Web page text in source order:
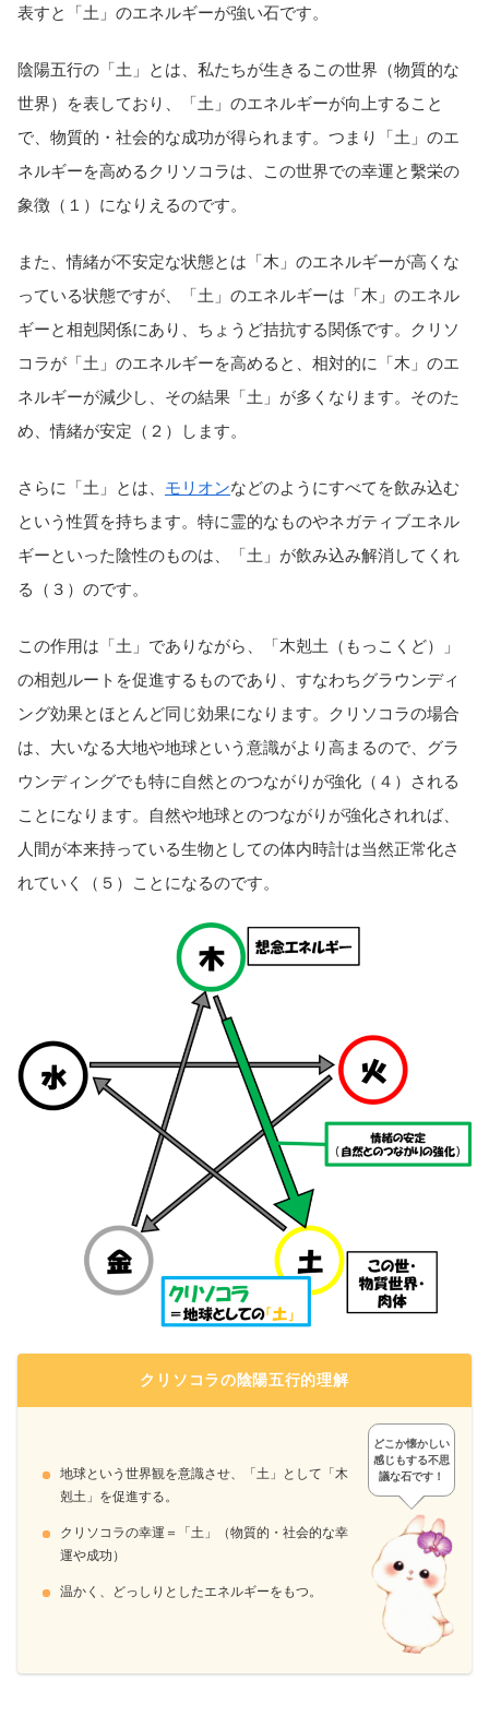
表すと「土」のエネルギーが強い石です。
陰陽五行の「土」とは、私たちが生きるこの世界（物質的な
世界）を表しており、「土」のエネルギーが向上すること
で、物質的・社会的な成功が得られます。つまり「土」のエ
ネルギーを高めるクリソコラは、この世界での幸運と繫栄の
象徴（１）になりえるのです。
また、情緒が不安定な状態とは「木」のエネルギーが高くな
っている状態ですが、「土」のエネルギーは「木」のエネル
ギーと相剋関係にあり、ちょうど拮抗する関係です。クリソ
コラが「土」のエネルギーを高めると、相対的に「木」のエ
ネルギーが減少し、その結果「土」が多くなります。そのた
め、情緒が安定（２）します。
さらに「土」とは、 モリオンなどのようにすべてを飲み込む
という性質を持ちます。特に霊的なものやネガティブエネル
ギーといった陰性のものは、「土」が飲み込み解消してくれ
る（３）のです。
この作用は「土」でありながら、「木剋土（もっこくど）」
の相剋ルートを促進するものであり、すなわちグラウンディ
ング効果とほとんど同じ効果になります。クリソコラの場合
は、大いなる大地や地球という意識がより高まるので、グラ
ウンディングでも特に自然とのつながりが強化（４）される
ことになります。自然や地球とのつながりが強化されれば、
人間が本来持っている生物としての体内時計は当然正常化さ
れていく（５）ことになるのです。
クリソコラの陰陽五行的理解
地球という世界観を意識させ、「土」として「木
剋土」を促進する。
クリソコラの幸運＝「土」（物質的・社会的な幸
運や成功）
温かく、どっしりとしたエネルギーをもつ。
どこか懐かしい
感じもする不思
議な石です！